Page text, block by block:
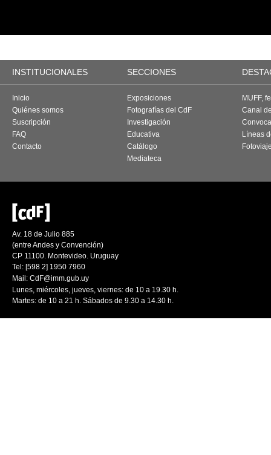
INSTITUCIONALES SECCIONES
Inicio
Quiénes somos
Suscripción
FAQ
Contacto
Exposiciones
Fotografías del CdF
Investigación
Educativa
Catálogo
Mediateca
MUFF,
Canal
Líneas
Av. 18 de Julio 885
(entre Andes y Convención)
CP 11100. Montevideo. Uruguay
Tel: [598 2] 1950 7960
Mail: CdF@imm.gub.uy
Lunes, miércoles, jueves, viernes: de 10 a 19.30 h.
Martes: de 10 a 21 h. Sábados de 9.30 a 14.30 h.